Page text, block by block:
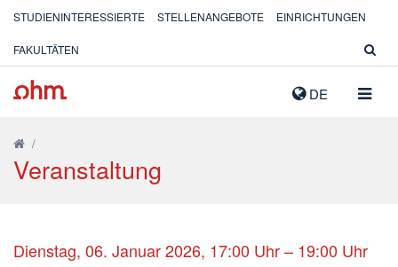
DE
STUDIENINTERESSIERTE STELLENANGEBOTE EINRICHTUNGEN
FAKULTÄTEN
/
Veranstaltung
Dienstag, 06. Januar 2026, 17:00 Uhr – 19:00 Uhr